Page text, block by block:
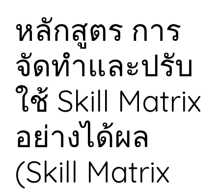
หลักสูตร การ
จัดทำและปรับ
ใช้ Skill Matrix
อย่างได้ผล
(Skill Matrix